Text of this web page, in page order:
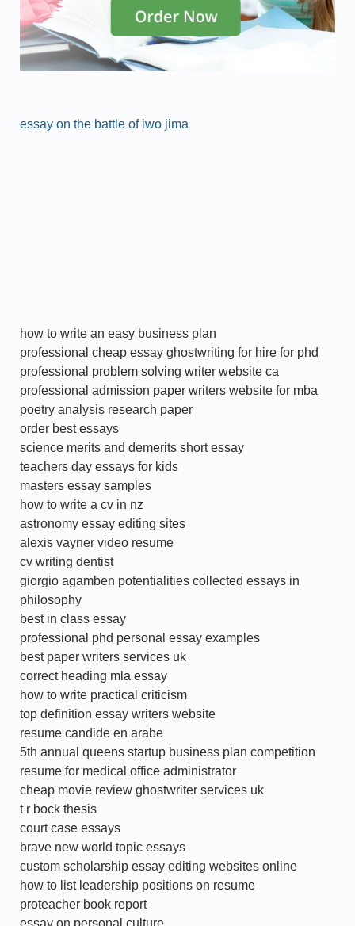
essay on the battle of iwo jima
how to write an easy business plan
professional cheap essay ghostwriting for hire for phd
professional problem solving writer website ca
professional admission paper writers website for mba
poetry analysis research paper
order best essays
science merits and demerits short essay
teachers day essays for kids
masters essay samples
how to write a cv in nz
astronomy essay editing sites
alexis vayner video resume
cv writing dentist
giorgio agamben potentialities collected essays in
philosophy
best in class essay
professional phd personal essay examples
best paper writers services uk
correct heading mla essay
how to write practical criticism
top definition essay writers website
resume candide en arabe
5th annual queens startup business plan competition
resume for medical office administrator
cheap movie review ghostwriter services uk
t r bock thesis
court case essays
brave new world topic essays
custom scholarship essay editing websites online
how to list leadership positions on resume
proteacher book report
essay on personal culture